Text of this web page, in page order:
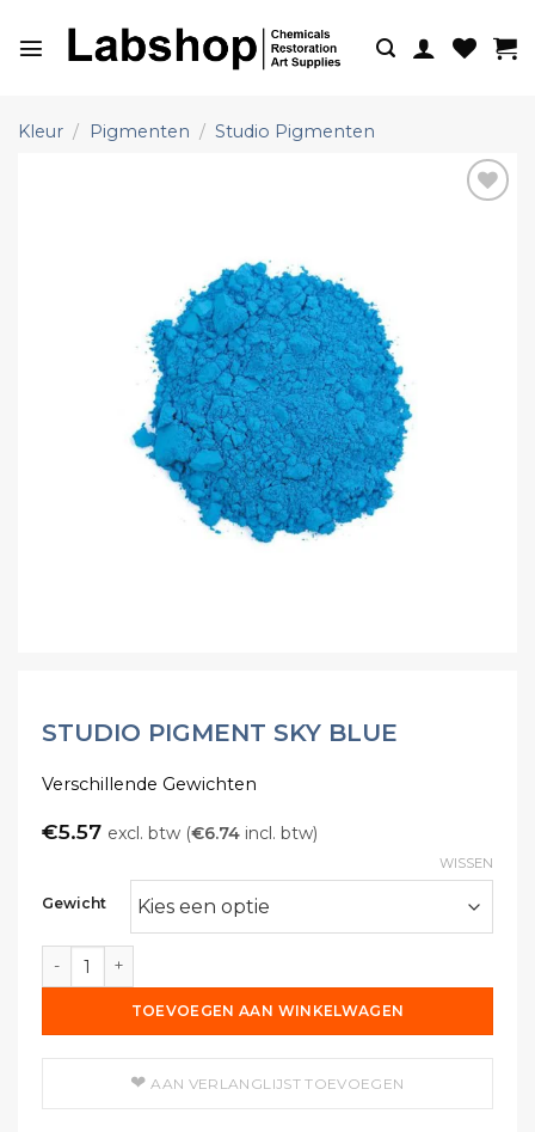
naar
Kleur / Pigmenten / Studio Pigmenten
STUDIO PIGMENT SKY BLUE
Verschillende Gewichten
€5.57 excl. btw (€6.74 incl. btw)
Gewicht
WISSEN
Studio Pigment Sky Blue aantal
TOEVOEGEN AAN WINKELWAGEN
AAN VERLANGLIJST TOEVOEGEN